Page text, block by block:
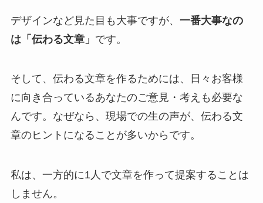
デザインなど見た目も大事ですが、 一番大事なの
は「伝わる文章」 です。
そして、伝わる文章を作るためには、日々お客様
に向き合っているあなたのご意見・考えも必要な
んです。なぜなら、現場での生の声が、伝わる文
章のヒントになることが多いからです。
私は、一方的に1人で文章を作って提案することは
しません。